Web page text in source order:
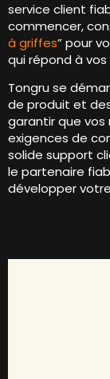
service client
commencer,
à griffes” pour
qui répond à vos
Tongru se
de produit et
garantir que vos
exigences de
solide support
le partenaire
développer